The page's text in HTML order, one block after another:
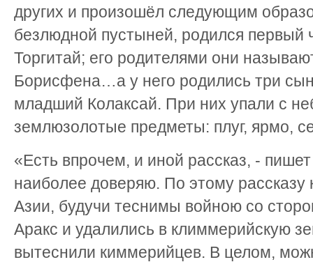
других и произошёл следующим
безлюдной пустыней, родился первый
Торгитай; его родителями они
Борисфена…а у него родились три
младший Колаксай. При них упали с
землюзолотые предметы: плуг, ярмо,
«Есть впрочем, и иной рассказ, -
наиболее доверяю. По этому
Азии, будучи теснимы войною со
Аракс и удалились в климмерийскую
вытеснили киммерийцев. В целом,